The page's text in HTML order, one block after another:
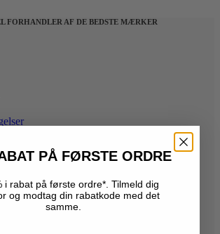
FORHANDLER AF DE BEDSTE MÆRKER
PÅ FØRSTE ORDRE
i rabat på første ordre*. Tilmeld dig
og modtag din rabatkode med det
samme.